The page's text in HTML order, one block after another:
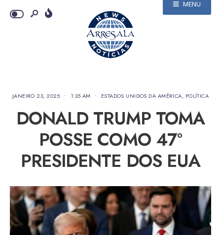
MENU
JANEIRO 23, 2025 • 1:35 AM • ESTADOS UNIDOS DA AMÉRICA, POLÍTICA
DONALD TRUMP TOMA
POSSE COMO 47º
PRESIDENTE DOS EUA